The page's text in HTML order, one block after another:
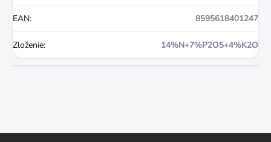
EAN: 8595618401247
Zloženie: 14%N+7%P2O5+4%K2O
Z